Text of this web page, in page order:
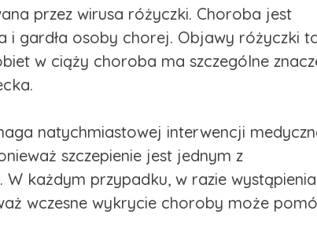
przez wirusa różyczki. Choroba jest
i gardła osoby chorej. Objawy różyczki
w ciąży choroba ma szczególne
natychmiastowej interwencji
szczepienie jest jednym z
każdym przypadku, w razie wystąpienia
wczesne wykrycie choroby może